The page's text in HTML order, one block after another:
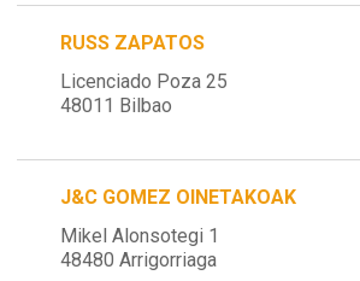
RUSS ZAPATOS
Licenciado Poza 25
48011 Bilbao
J&C GOMEZ OINETAKOAK
Mikel Alonsotegi 1
48480 Arrigorriaga